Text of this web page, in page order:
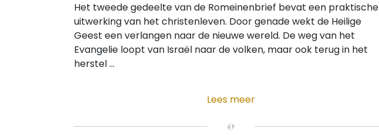
Het tweede gedeelte van de Romeinenbrief bevat een praktische
uitwerking van het christenleven. Door genade wekt de Heilige
Geest een verlangen naar de nieuwe wereld. De weg van het
Evangelie loopt van Israël naar de volken, maar ook terug in het
herstel ...
Lees meer